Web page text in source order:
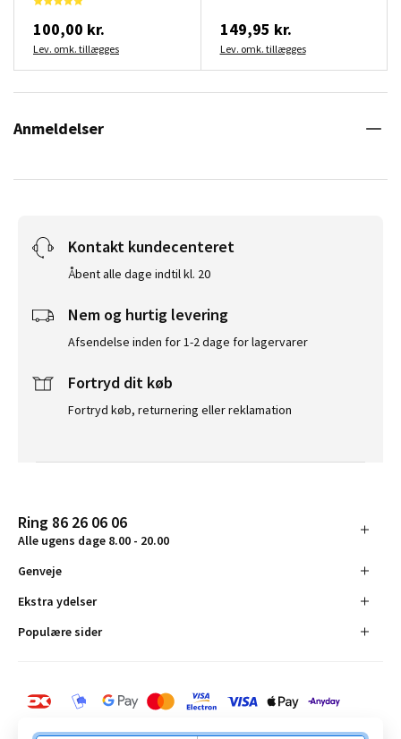
100,00 kr.
Lev. omk. tillægges
149,95 kr.
Lev. omk. tillægges
Anmeldelser
Kontakt kundecenteret
Åbent alle dage indtil kl. 20
Nem og hurtig levering
Afsendelse inden for 1-2 dage for lagervarer
Fortryd dit køb
Fortryd køb, returnering eller reklamation
Ring 86 26 06 06
Alle ugens dage 8.00 - 20.00
Genveje
Ekstra ydelser
Populære sider